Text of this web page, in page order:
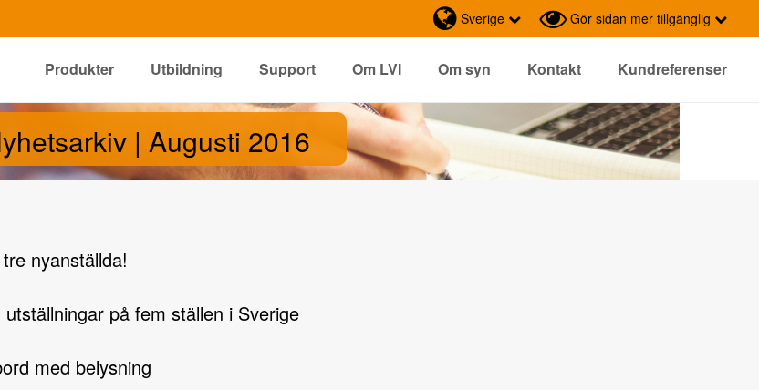
Sverige Gör sidan mer tillgänglig
Produkter Utbildning Support Om LVI Om syn Kontakt
Kundreferenser
| Augusti 2016
nyanställda!
på fem ställen i Sverige
med belysning